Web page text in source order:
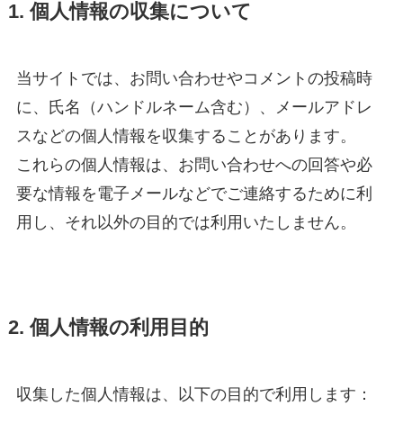
1. 個人情報の収集について
当サイトでは、お問い合わせやコメントの投稿時
に、氏名（ハンドルネーム含む）、メールアドレ
スなどの個人情報を収集することがあります。
これらの個人情報は、お問い合わせへの回答や必
要な情報を電子メールなどでご連絡するために利
用し、それ以外の目的では利用いたしません。
2. 個人情報の利用目的
収集した個人情報は、以下の目的で利用します：